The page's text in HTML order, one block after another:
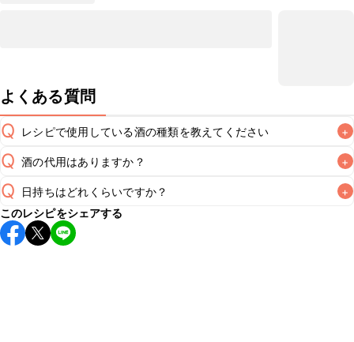
よくある質問
Q レシピで使用している酒の種類を教えてください +
A
Q 酒の代用はありますか？ +
A
Q 日持ちはどれくらいですか？ +
保存期間は冷蔵で翌日中が目安です。なるべくお早めにお召
し上がりください。
このレシピをシェアする